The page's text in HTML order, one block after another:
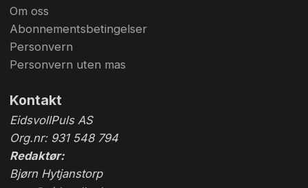
Om oss
Abonnementsbetingelser
Personvern
Personvern uten mas
Kontakt
EidsvollPuls AS
Org.nr: 931 548 794
Redaktør:
Bjørn Hytjanstorp